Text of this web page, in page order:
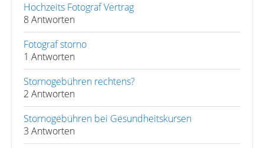
Hochzeits Fotograf Vertrag
8 Antworten
Fotograf storno
1 Antworten
Stornogebühren rechtens?
2 Antworten
Stornogebühren bei Gesundheitskursen
3 Antworten